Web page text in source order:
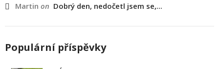
Martin on Dobrý den, nedočetl jsem se,...
Populární příspěvky